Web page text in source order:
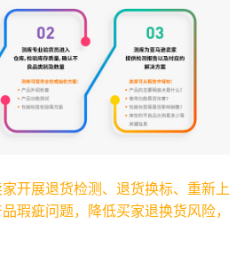
开展退货检测、退货换标、重新上
瑕疵问题，降低买家退换货风险，